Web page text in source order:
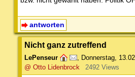
antworten
Nicht ganz zutreffend
LePenseur , Donnerstag,
@ Otto Lidenbrock
2492 Views